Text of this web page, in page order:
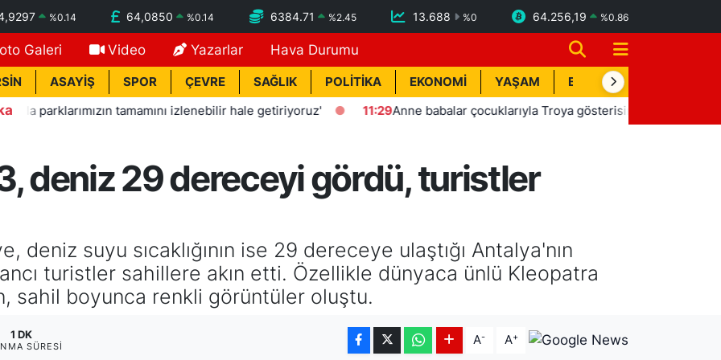
%0.14 64,0850 %0.14 6384.71 %2.45 13.688 %0 64.256,19 %0.86
Galeri Video Yazarlar Hava Durumu
ASAYİŞ SPOR ÇEVRE SAĞLIK POLİTİKA EKONOMİ YAŞAM BİK İLAN
tamamını izlenebilir hale getiriyoruz' 11:29 Anne babalar çocuklarıyla Troya gösterisinde sahne aldı
deniz 29 dereceyi gördü, turistler
deniz suyu sıcaklığının ise 29 dereceye ulaştığı Antalya'nın
turistler sahillere akın etti. Özellikle dünyaca ünlü Kleopatra
sahil boyunca renkli görüntüler oluştu.
1 DK
SÜRESI A- A+